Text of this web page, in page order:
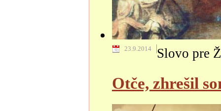
Slovo pre
23.9.2014
Otče, zhrešil